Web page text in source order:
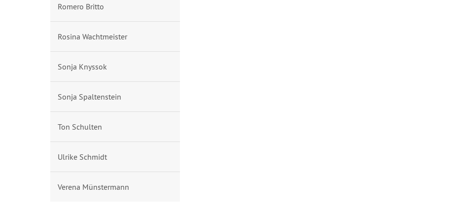
Romero Britto
Rosina Wachtmeister
Sonja Knyssok
Sonja Spaltenstein
Ton Schulten
Ulrike Schmidt
Verena Münstermann